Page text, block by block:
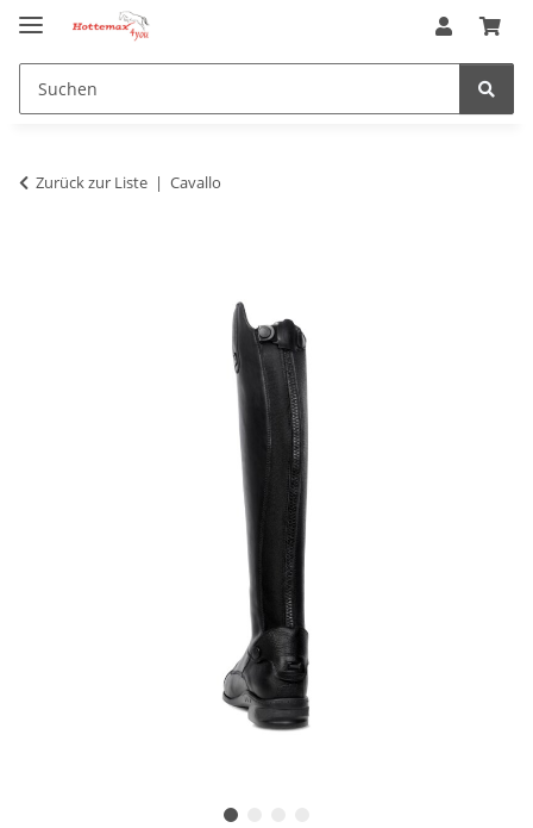
Zurück zur Liste Cavallo